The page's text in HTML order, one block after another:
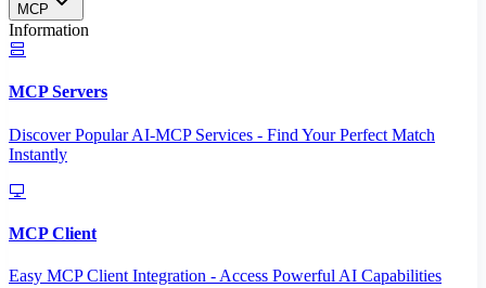
MCP
Information
MCP Servers
Discover Popular AI-MCP Services - Find Your Perfect Match
Instantly
MCP Client
Easy MCP Client Integration - Access Powerful AI Capabilities